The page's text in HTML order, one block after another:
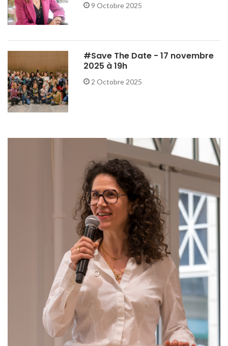
9 Octobre 2025
#Save The Date - 17 novembre
2025 à 19h
2 Octobre 2025